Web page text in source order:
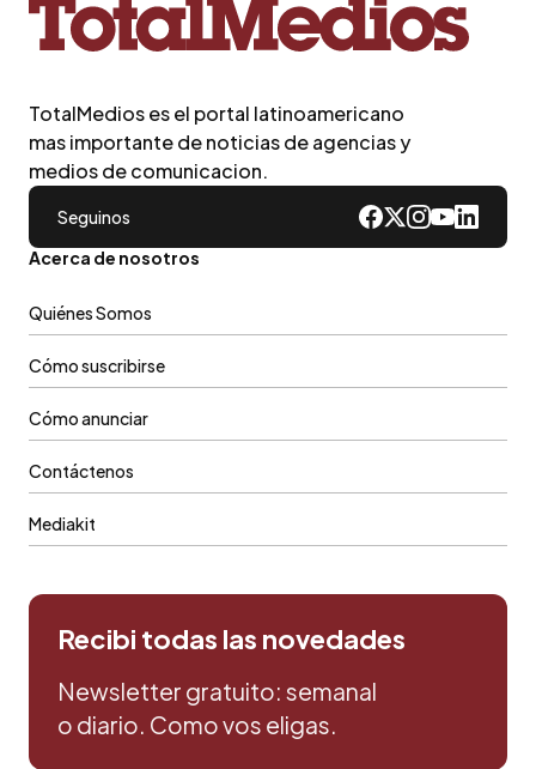
TotalMedios es el portal latinoamericano
mas importante de noticias de agencias y
medios de comunicacion.
Seguinos
Acerca de nosotros
Quiénes Somos
Cómo suscribirse
Cómo anunciar
Contáctenos
Mediakit
Recibi todas las novedades
Newsletter gratuito: semanal
o diario. Como vos eligas.